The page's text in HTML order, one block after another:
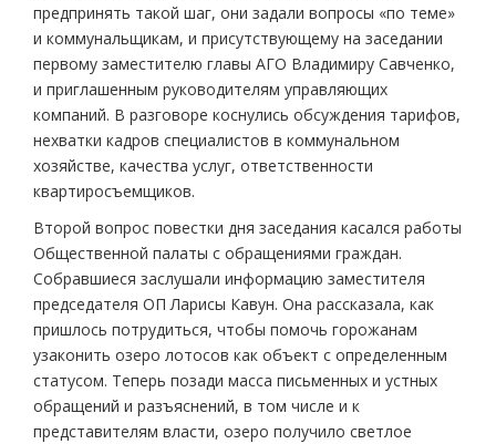
предпринять такой шаг, они задали вопросы «по теме»
и коммунальщикам, и присутствующему на заседании
первому заместителю главы АГО Владимиру Савченко,
и приглашенным руководителям управляющих
компаний. В разговоре коснулись обсуждения тарифов,
нехватки кадров специалистов в коммунальном
хозяйстве, качества услуг, ответственности
квартиросъемщиков.
Второй вопрос повестки дня заседания касался работы
Общественной палаты с обращениями граждан.
Собравшиеся заслушали информацию заместителя
председателя ОП Ларисы Кавун. Она рассказала, как
пришлось потрудиться, чтобы помочь горожанам
узаконить озеро лотосов как объект с определенным
статусом. Теперь позади масса письменных и устных
обращений и разъяснений, в том числе и к
представителям власти, озеро получило светлое